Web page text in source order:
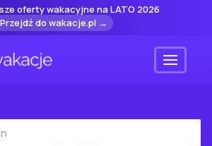
oferty wakacyjne na LATO 2026
Przejdź do wakacje.pl →
Menu